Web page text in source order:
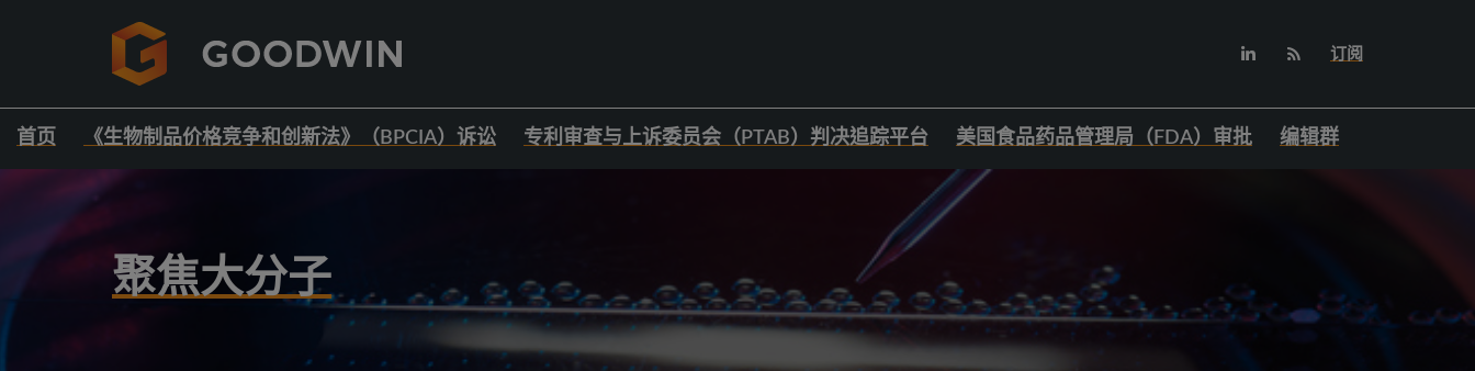
订阅
首页 《生物制品价格竞争和创新法》（BPCIA）诉讼 专利审查与上诉委员会（PTAB）判决追踪平台 美国食品药品管理局（FDA）审批 编辑群
聚焦大分子